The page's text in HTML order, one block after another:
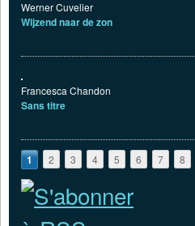
Werner Cuvelier
Wijzend naar de zon
Francesca Chandon
Sans titre
Pages
1 2 3 4 5 6 7 8